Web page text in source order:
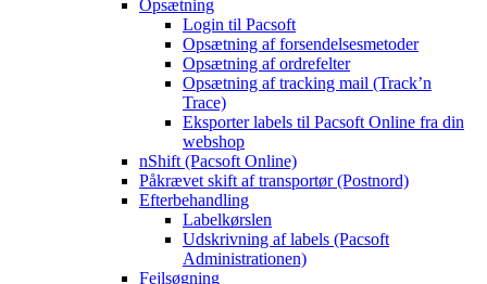
Opsætning
Login til Pacsoft
Opsætning af forsendelsesmetoder
Opsætning af ordrefelter
Opsætning af tracking mail (Track’n
Trace)
Eksporter labels til Pacsoft Online fra din
webshop
nShift (Pacsoft Online)
Påkrævet skift af transportør (Postnord)
Efterbehandling
Labelkørslen
Udskrivning af labels (Pacsoft
Administrationen)
Fejlsøgning